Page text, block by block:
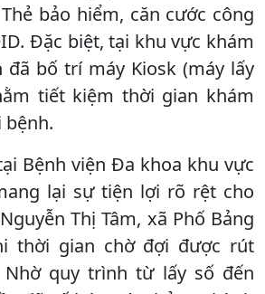
bảo hiểm, căn cước công
Đặc biệt, tại khu vực khám
đã bố trí máy Kiosk (máy lấy
tiết kiệm thời gian khám
bệnh.
Bệnh viện Đa khoa khu vực
lại sự tiện lợi rõ rệt cho
Thị Tâm, xã Phố Bảng
thời gian chờ đợi được rút
Nhờ quy trình từ lấy số đến